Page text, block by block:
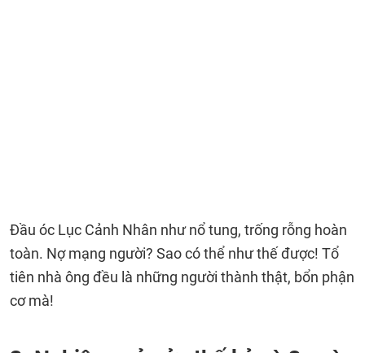
Đầu óc Lục Cảnh Nhân như nổ tung, trống rỗng hoàn
toàn. Nợ mạng người? Sao có thể như thế được! Tổ
tiên nhà ông đều là những người thành thật, bổn phận
cơ mà!